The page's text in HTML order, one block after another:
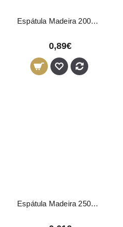
Espátula Madeira 200mm 1631 Eurostil
0,89€
Espátula Madeira 250mm 1634 Eurostil